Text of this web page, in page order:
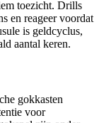
toezicht. Drills
en reageer voordat
is geldcyclus,
aantal keren.
gokkasten
voor